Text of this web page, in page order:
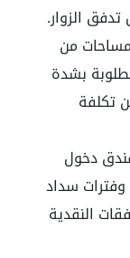
الزوار.
من
بشدة
تكلفة
دخول
وفترات سداد
النقدية